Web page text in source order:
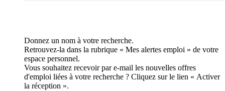
Donnez un nom à votre recherche.
Retrouvez-la dans la rubrique « Mes alertes emploi » de votre
espace personnel.
Vous souhaitez recevoir par e-mail les nouvelles offres
d'emploi liées à votre recherche ? Cliquez sur le lien « Activer
la réception ».